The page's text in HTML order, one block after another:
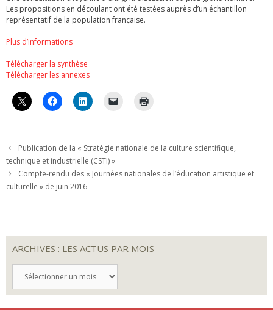
Les propositions en découlant ont été testées auprès d’un échantillon
représentatif de la population française.
Plus d’informations
Télécharger la synthèse
Télécharger les annexes
Publication de la « Stratégie nationale de la culture scientifique,
technique et industrielle (CSTI) »
Compte-rendu des « Journées nationales de l’éducation artistique et
culturelle » de juin 2016
ARCHIVES : LES ACTUS PAR MOIS
LES